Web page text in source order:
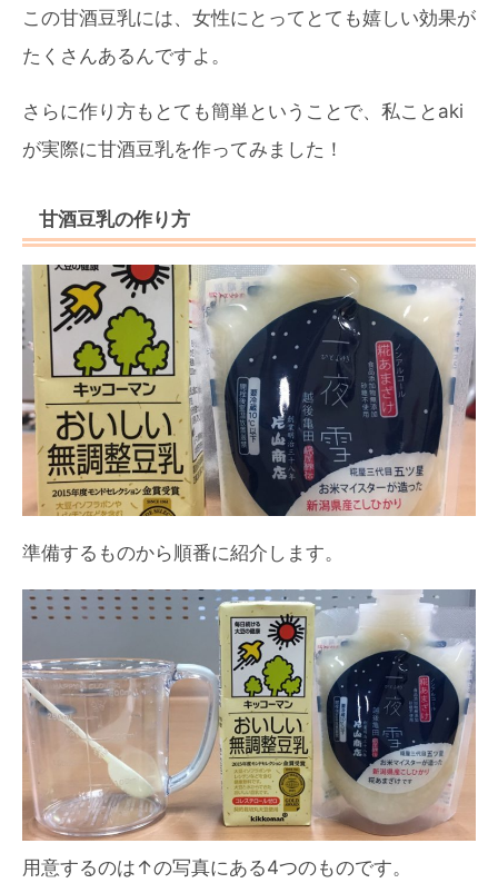
この甘酒豆乳には、女性にとってとても嬉しい効果が
たくさんあるんですよ。
さらに作り方もとても簡単ということで、私ことaki
が実際に甘酒豆乳を作ってみました！
甘酒豆乳の作り方
準備するものから順番に紹介します。
用意するのは↑の写真にある4つのものです。